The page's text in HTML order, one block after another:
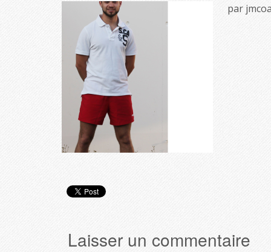
par
Laisser un commentaire